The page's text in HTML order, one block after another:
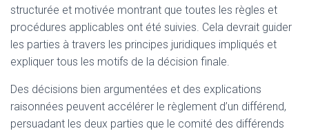
structurée et motivée montrant que toutes les règles et
procédures applicables ont été suivies. Cela devrait guider
les parties à travers les principes juridiques impliqués et
expliquer tous les motifs de la décision finale.
Des décisions bien argumentées et des explications
raisonnées peuvent accélérer le règlement d’un différend,
persuadant les deux parties que le comité des différends